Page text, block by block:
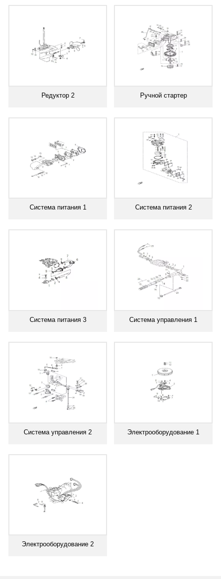
Редуктор 2 Ручной стартер
Система питания 1 Система питания 2
Система питания 3 Система управления 1
Система управления 2 Электрооборудование 1
Электрооборудование 2